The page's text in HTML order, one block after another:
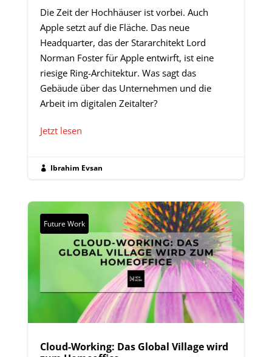
Die Zeit der Hochhäuser ist vorbei. Auch
Apple setzt auf die Fläche. Das neue
Headquarter, das der Stararchitekt Lord
Norman Foster für Apple entwirft, ist eine
riesige Ring-Architektur. Was sagt das
Gebäude über das Unternehmen und die
Arbeit im digitalen Zeitalter?
Jetzt lesen
 Ibrahim Evsan
Future Work
Cloud-Working: Das Global Village wird